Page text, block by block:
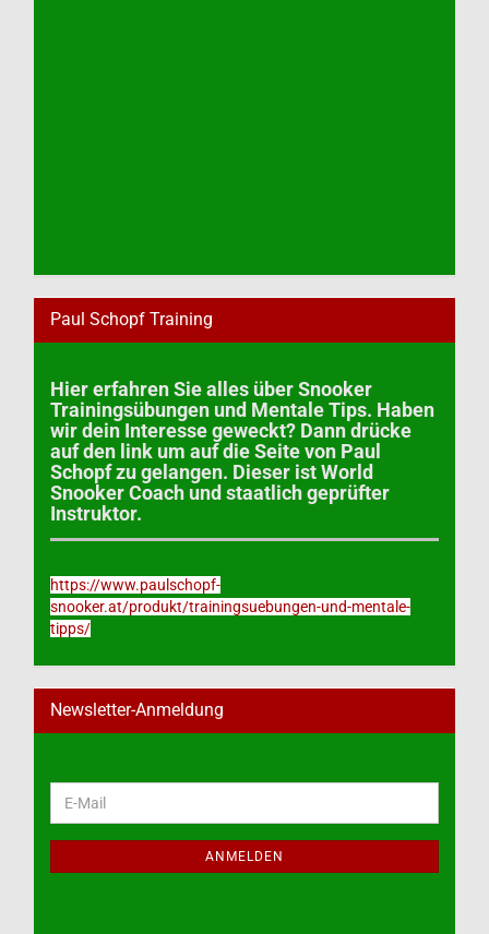
Paul Schopf Training
Hier erfahren Sie alles über Snooker
Trainingsübungen und Mentale Tips. Haben
wir dein Interesse geweckt? Dann drücke
auf den link um auf die Seite von Paul
Schopf zu gelangen. Dieser ist World
Snooker Coach und staatlich geprüfter
Instruktor.
https://www.paulschopf-
snooker.at/produkt/trainingsuebungen-und-mentale-
tipps/
Newsletter-Anmeldung
ZUR
E-
Mail
ANMELDEN